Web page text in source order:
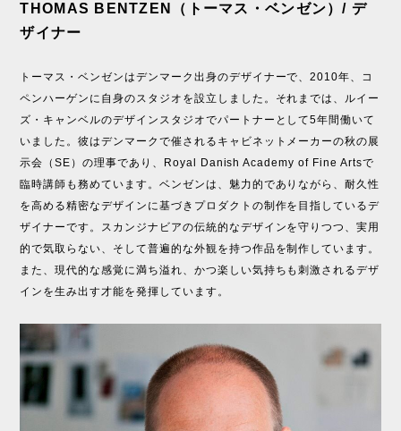
THOMAS BENTZEN（トーマス・ベンゼン）/ デ
ザイナー
トーマス・ベンゼンはデンマーク出身のデザイナーで、2010年、コ
ペンハーゲンに自身のスタジオを設立しました。それまでは、ルイー
ズ・キャンベルのデザインスタジオでパートナーとして5年間働いて
いました。彼はデンマークで催されるキャビネットメーカーの秋の展
示会（SE）の理事であり、Royal Danish Academy of Fine Artsで
臨時講師も務めています。ベンゼンは、魅力的でありながら、耐久性
を高める精密なデザインに基づきプロダクトの制作を目指しているデ
ザイナーです。スカンジナビアの伝統的なデザインを守りつつ、実用
的で気取らない、そして普遍的な外観を持つ作品を制作しています。
また、現代的な感覚に満ち溢れ、かつ楽しい気持ちも刺激されるデザ
インを生み出す才能を発揮しています。